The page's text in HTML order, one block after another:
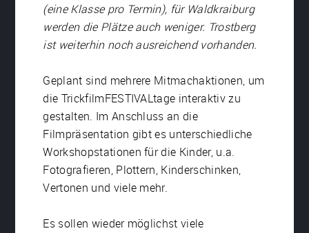
(eine Klasse pro Termin), für Waldkraiburg
werden die Plätze auch weniger. Trostberg
ist weiterhin noch ausreichend vorhanden.
Geplant sind mehrere Mitmachaktionen, um
die TrickfilmFESTIVALtage interaktiv zu
gestalten. Im Anschluss an die
Filmpräsentation gibt es unterschiedliche
Workshopstationen für die Kinder, u.a.
Fotografieren, Plottern, Kinderschinken,
Vertonen und viele mehr.
Es sollen wieder möglichst viele